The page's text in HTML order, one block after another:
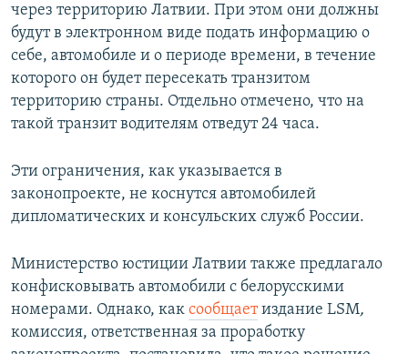
через территорию Латвии. При этом они должны
будут в электронном виде подать информацию о
себе, автомобиле и о периоде времени, в течение
которого он будет пересекать транзитом
территорию страны. Отдельно отмечено, что на
такой транзит водителям отведут 24 часа.
Эти ограничения, как указывается в
законопроекте, не коснутся автомобилей
дипломатических и консульских служб России.
Министерство юстиции Латвии также предлагало
конфисковывать автомобили с белорусскими
номерами. Однако, как сообщаетиздание LSM,
комиссия, ответственная за проработку